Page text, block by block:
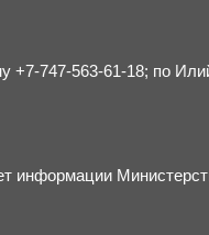
+7-747-563-61-18; по
информации